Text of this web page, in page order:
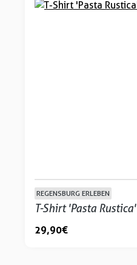
REGENSBURG ERLEBEN
T-Shirt 'Pasta Rustica'
29,90 €